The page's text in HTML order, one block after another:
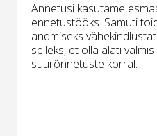
Annetusi kasutame
ennetustööks. Samuti
andmiseks
selleks, et olla alati
suurõnnetuste korral.